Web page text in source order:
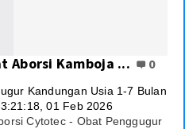
Aborsi Kamboja ... 0
Kandungan Usia 1-7 Bulan
01 Feb 2026
Cytotec - Obat Penggugur